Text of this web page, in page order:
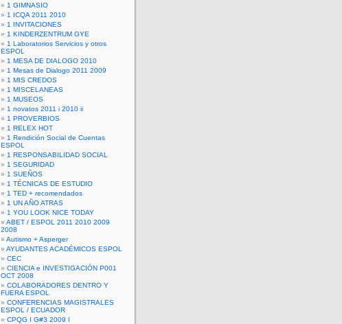
1 GIMNASIO
1 ICQA 2011 2010
1 INVITACIONES
1 KINDERZENTRUM GYE
1 Laboratorios Servicios y otros
ESPOL
1 MESA DE DIALOGO 2010
1 Mesas de Dialogo 2011 2009
1 MIS CREDOS
1 MISCELANEAS
1 MUSEOS
1 novatos 2011 i 2010 ii
1 PROVERBIOS
1 RELEX HOT
1 Rendición Social de Cuentas
ESPOL
1 RESPONSABILIDAD SOCIAL
1 SEGURIDAD
1 SUEÑOS
1 TÉCNICAS DE ESTUDIO
1 TED + recomendados
1 UN AÑO ATRAS
1 YOU LOOK NICE TODAY
ABET / ESPOL 2011 2010 2009
2008
Autismo + Asperger
AYUDANTES ACADÉMICOS ESPOL
CEC
CIENCIA e INVESTIGACIÓN P001
OCT 2008
COLABORADORES DENTRO Y
FUERA ESPOL
CONFERENCIAS MAGISTRALES
ESPOL / ECUADOR
CPQG I G#3 2009 I